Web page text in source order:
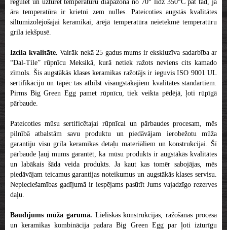
regulēt un uzturēt temperatūru diapazonā no 70° līdz 350°C pat tad, ja
āra temperatūra ir krietni zem nulles. Pateicoties augstās kvalitātes
siltumizolējošajai keramikai, ārējā temperatūra neietekmē temperatūru
grila iekšpusē.
Izcila kvalitāte. Vairāk nekā 25 gadus mums ir ekskluzīva sadarbība ar
“Dal-Tile” rūpnīcu Meksikā, kurā netiek ražots neviens cits kamado
zīmols. Šis augstākās klases keramikas ražotājs ir ieguvis ISO 9001 UL
sertifikāciju un tāpēc tas atbilst visaugstākajiem kvalitātes standartiem.
Pirms Big Green Egg pamet rūpnīcu, tiek veikta pēdējā, ļoti rūpīgā
pārbaude.
Pateicoties mūsu sertificētajai rūpnīcai un pārbaudes procesam, mēs
pilnībā atbalstām savu produktu un piedāvājam ierobežotu mūža
garantiju visu grila keramikas detaļu materiāliem un konstrukcijai. Šī
pārbaude ļauj mums garantēt, ka mūsu produkts ir augstākās kvalitātes
un labākais šāda veida produkts. Ja kaut kas tomēr sabojājas, mēs
piedāvājam teicamus garantijas noteikumus un augstākās klases servisu.
Nepieciešamības gadījumā ir iespējams pasūtīt Jums vajadzīgo rezerves
daļu.
Baudījums mūža garumā. Lieliskās konstrukcijas, ražošanas procesa
un keramikas kombinācija padara Big Green Egg par ļoti izturīgu